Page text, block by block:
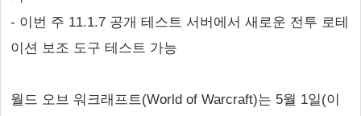
- 이번 주 11.1.7 공개 테스트 서버에서 새로운 전투 로테
이션 보조 도구 테스트 가능
월드 오브 워크래프트(World of Warcraft)는 5월 1일(이